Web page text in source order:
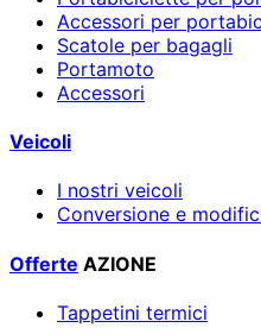
Accessori per
Scatole per bagagli
Portamoto
Accessori
Veicoli
I nostri veicoli
Conversione e
Offerte AZIONE
Tappetini termici